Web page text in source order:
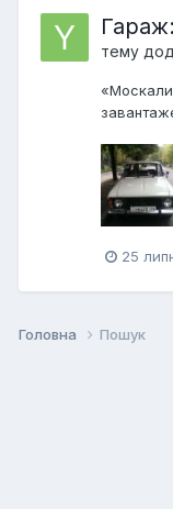
тему
25
Головна Пошук